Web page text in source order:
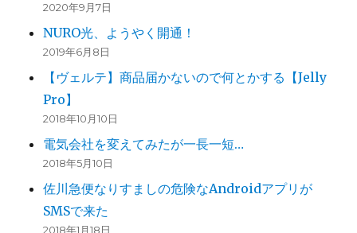
2020年9月7日
NURO光、ようやく開通！
2019年6月8日
【ヴェルテ】商品届かないので何とかする【Jelly
Pro】
2018年10月10日
電気会社を変えてみたが一長一短…
2018年5月10日
佐川急便なりすましの危険なAndroidアプリが
SMSで来た
2018年1月18日